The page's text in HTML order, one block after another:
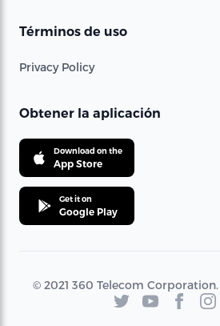
Términos de uso
Privacy Policy
Obtener la aplicación
Download on the
App Store
Get it on
Google Play
© 2021 360 Telecom